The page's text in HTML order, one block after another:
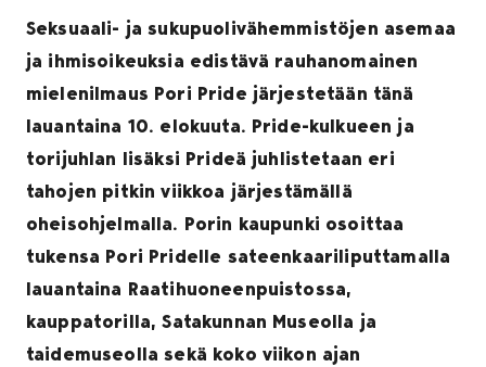
Seksuaali- ja sukupuolivähemmistöjen asemaa
ja ihmisoikeuksia edistävä rauhanomainen
mielenilmaus Pori Pride järjestetään tänä
lauantaina 10. elokuuta. Pride-kulkueen ja
torijuhlan lisäksi Prideä juhlistetaan eri
tahojen pitkin viikkoa järjestämällä
oheisohjelmalla. Porin kaupunki osoittaa
tukensa Pori Pridelle sateenkaariliputtamalla
lauantaina Raatihuoneenpuistossa,
kauppatorilla, Satakunnan Museolla ja
taidemuseolla sekä koko viikon ajan